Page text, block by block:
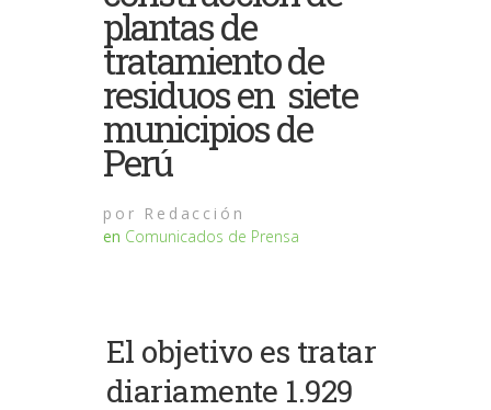
plantas de
tratamiento de
residuos en siete
municipios de
Perú
por Redacción
en Comunicados de Prensa
El objetivo es tratar
diariamente 1.929